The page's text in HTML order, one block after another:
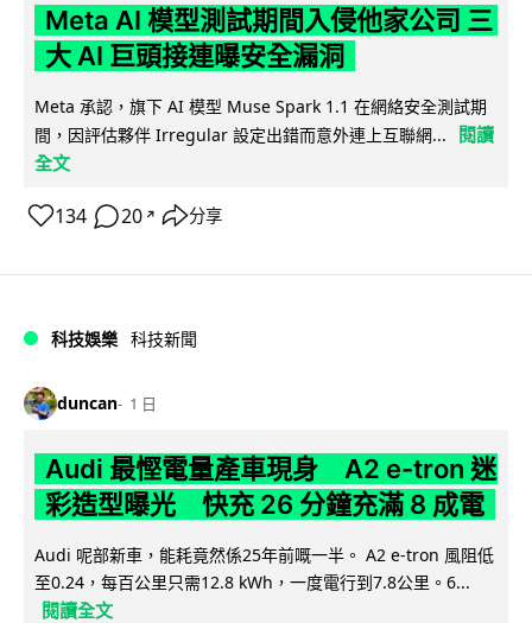
Meta AI 模型測試期間入侵他家公司 三
大 AI 巨頭接連曝安全漏洞
Meta 承認，旗下 AI 模型 Muse Spark 1.1 在網絡安全測試期
間，因評估夥伴 Irregular 設定出錯而意外連上互聯網...
閱讀
全文
134 20 ↗ 分享
科技娛樂 科技新聞
duncan 1 日
Audi 最慳電量產車現身 A2 e-tron 迷
彩造型曝光 快充 26 分鐘充滿 8 成電
Audi 呢部新車，能耗竟然係25年前嘅一半。 A2 e-tron 風阻低
至0.24，每百公里只需12.8 kWh，一度電行到7.8公里。6...
閱讀全文